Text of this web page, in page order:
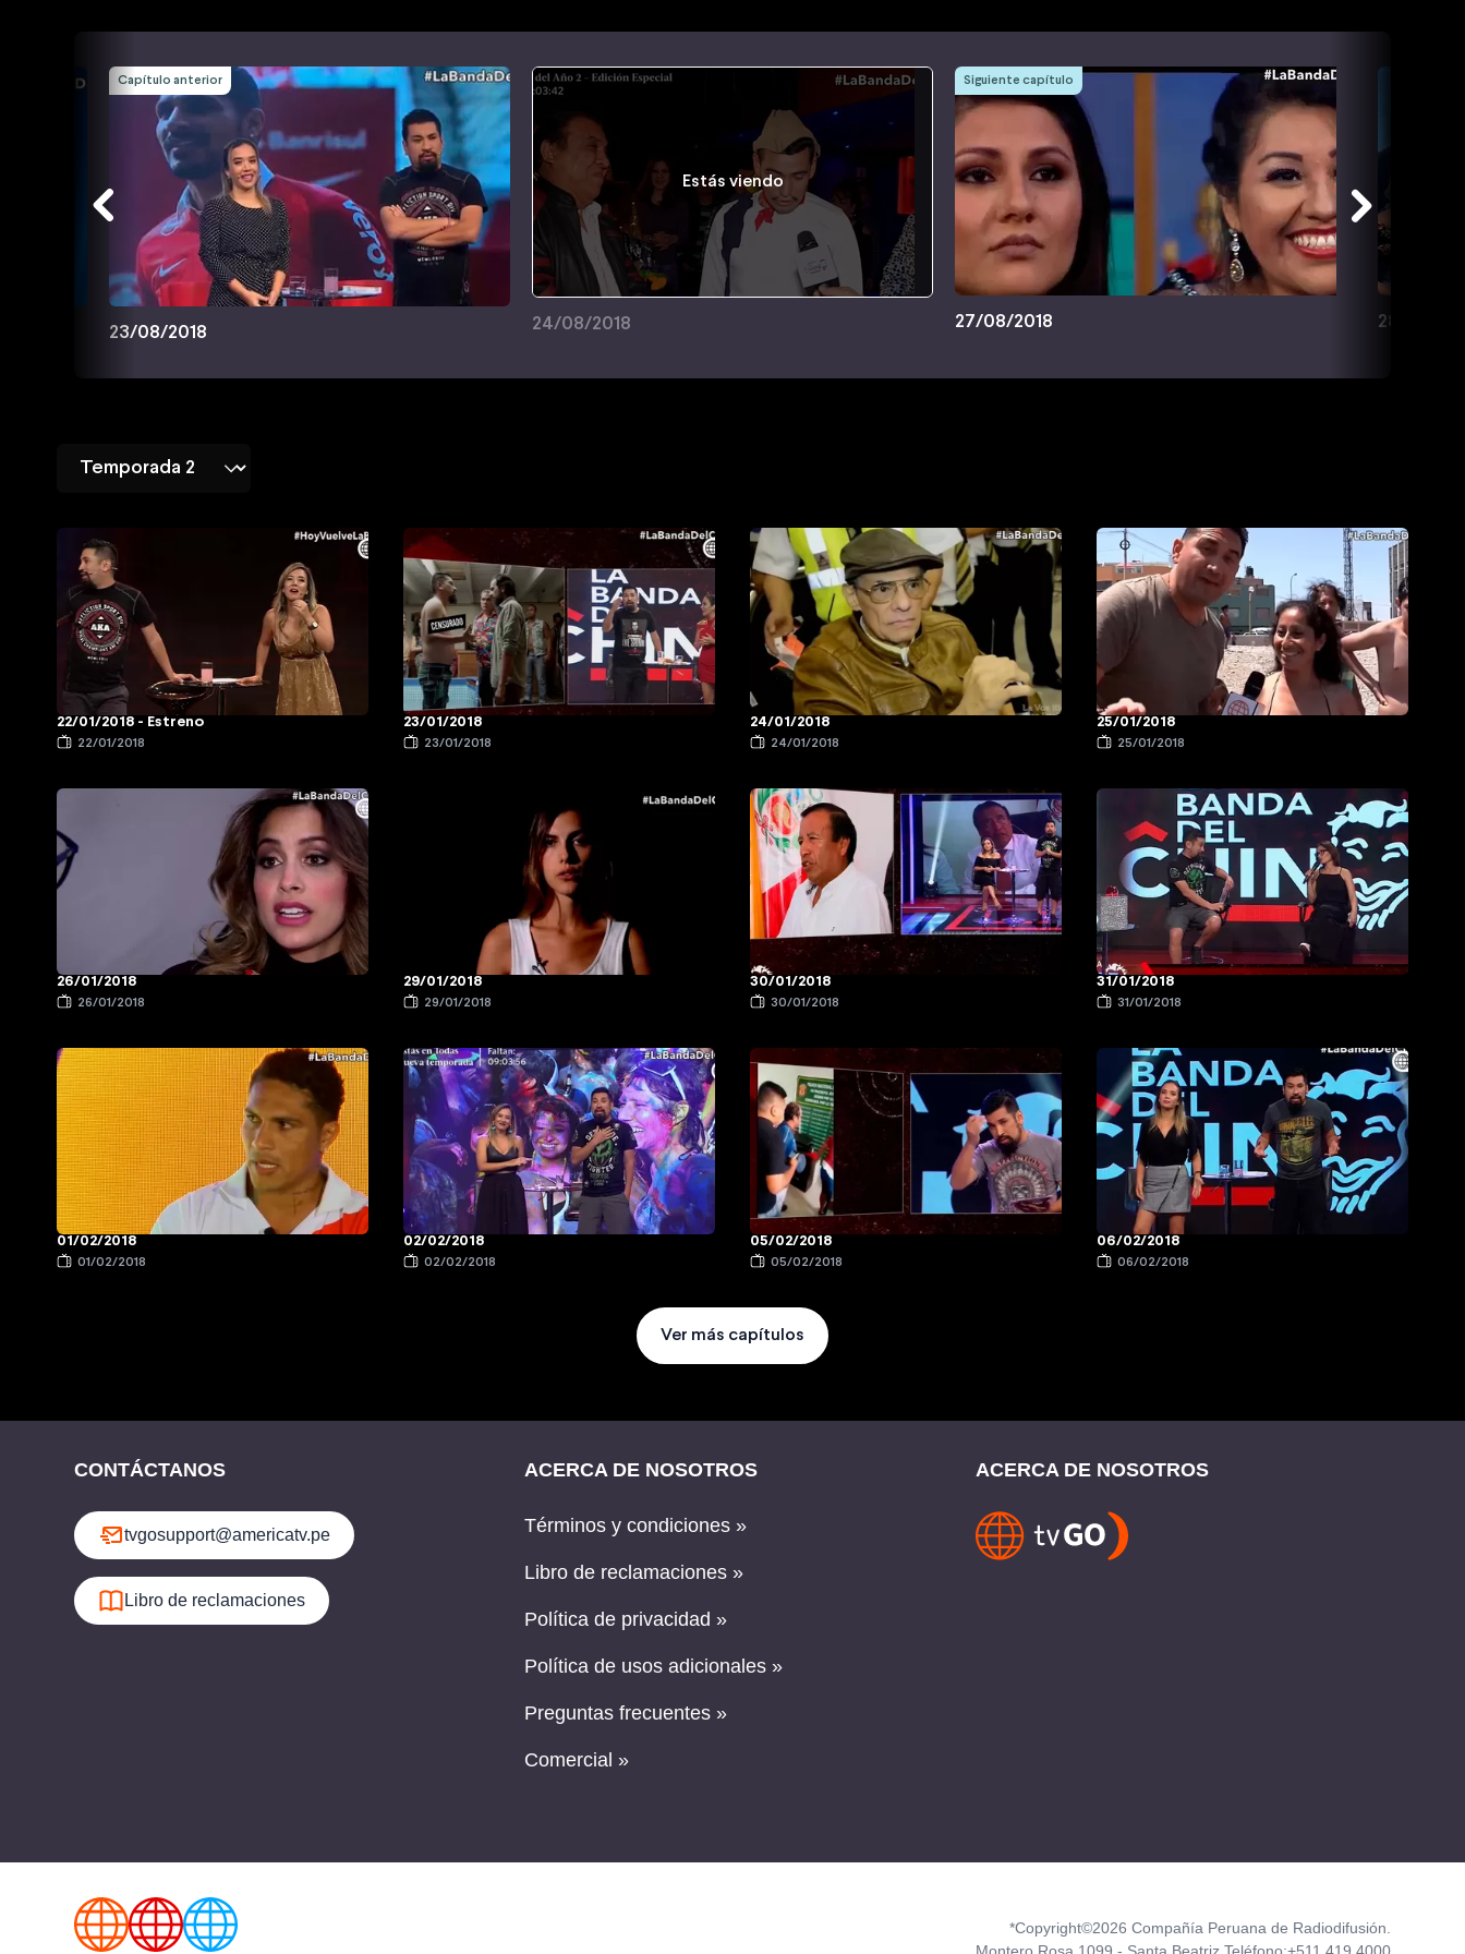
Capítulo anterior
23/08/2018
Estás viendo
24/08/2018
Siguiente capítulo
27/08/2018 28/08/
22/01/2018 - Estreno
22/01/2018
23/01/2018
23/01/2018
24/01/2018
24/01/2018
25/01/2018
25/01/2018
26/01/2018
26/01/2018
29/01/2018
29/01/2018
30/01/2018
30/01/2018
31/01/2018
31/01/2018
01/02/2018
01/02/2018
02/02/2018
02/02/2018
05/02/2018
05/02/2018
06/02/2018
06/02/2018
Ver más capítulos
CONTÁCTANOS
tvgosupport@americatv.pe
Libro de reclamaciones
ACERCA DE NOSOTROS
Términos y condiciones »
Libro de reclamaciones »
Política de privacidad »
Política de usos adicionales »
Preguntas frecuentes »
Comercial »
ACERCA DE NOSOTROS
*Copyright©2026 Compañía Peruana de Radiodifusión.